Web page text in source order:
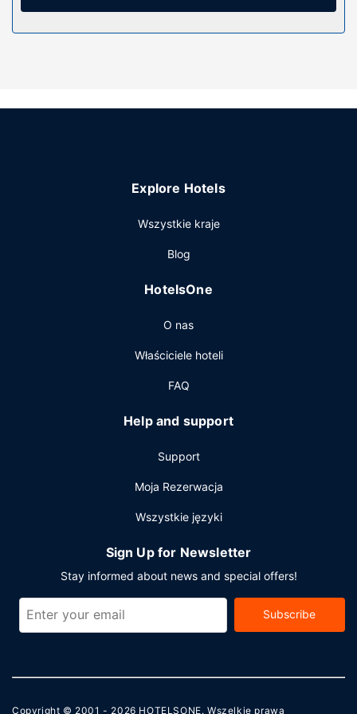
widok. Dostępne są również takie udogodnienia, jak
Śniadanie w formie bufetu jest podawane codziennie od
Pozostałe udogodnienia
Udogodnienia biznesowe to recepcja całodobowa,
Explore Hotels
Wszystkie kraje
Blog
HotelsOne
O nas
Właściciele hoteli
FAQ
Help and support
Support
Moja Rezerwacja
Wszystkie języki
Sign Up for Newsletter
Stay informed about news and special offers!
Subscribe
Copyright © 2001 - 2026 HOTELSONE. Wszelkie prawa